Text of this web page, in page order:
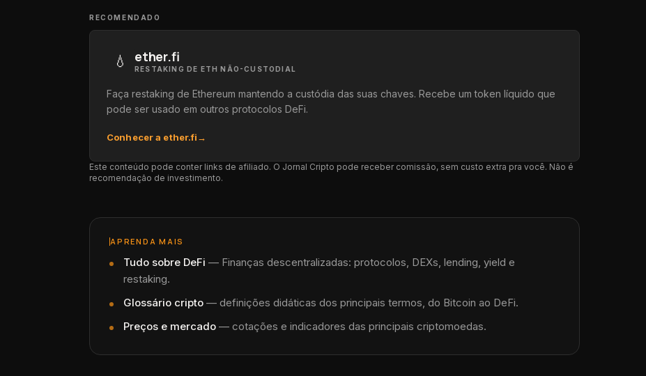
RECOMENDADO
💧 ether.fi
RESTAKING DE ETH NÃO-CUSTODIAL
Faça restaking de Ethereum mantendo a custódia das suas chaves. Recebe um token líquido que
pode ser usado em outros protocolos DeFi.
Conhecer a ether.fi
Este conteúdo pode conter links de afiliado. O Jornal Cripto pode receber comissão, sem custo extra pra você. Não é
recomendação de investimento.
APRENDA MAIS
Tudo sobre DeFi
Finanças descentralizadas: protocolos, DEXs, lending, yield e
restaking.
Glossário cripto — definições didáticas dos principais termos, do Bitcoin ao DeFi.
Preços e mercado — cotações e indicadores das principais criptomoedas.